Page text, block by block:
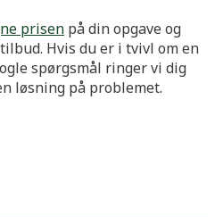
prisen på din opgave og
Hvis du er i tvivl om en
spørgsmål ringer vi dig
løsning på problemet.